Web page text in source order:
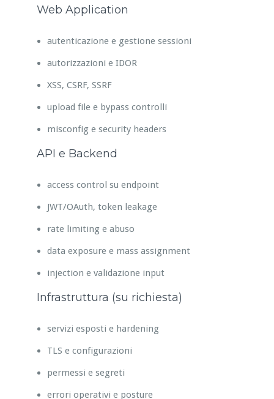
Web Application
autenticazione e gestione sessioni
autorizzazioni e IDOR
XSS, CSRF, SSRF
upload file e bypass controlli
misconfig e security headers
API e Backend
access control su endpoint
JWT/OAuth, token leakage
rate limiting e abuso
data exposure e mass assignment
injection e validazione input
Infrastruttura (su richiesta)
servizi esposti e hardening
TLS e configurazioni
permessi e segreti
errori operativi e posture